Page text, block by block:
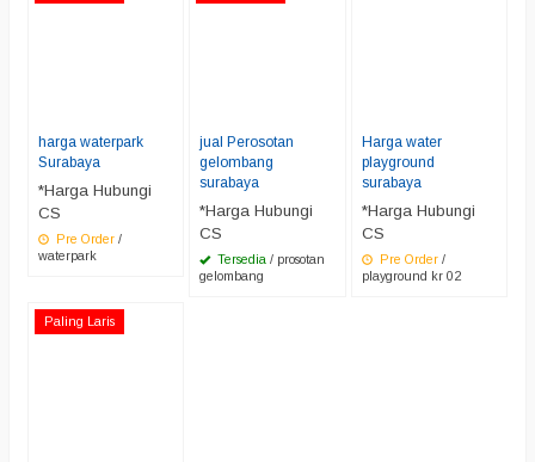
harga waterpark
Surabaya
*Harga Hubungi
CS
Pre Order /
waterpark
jual Perosotan
gelombang
surabaya
*Harga Hubungi
CS
Tersedia / prosotan
gelombang
Harga water
playground
surabaya
*Harga Hubungi
CS
Pre Order/
playground kr 02
Paling Laris